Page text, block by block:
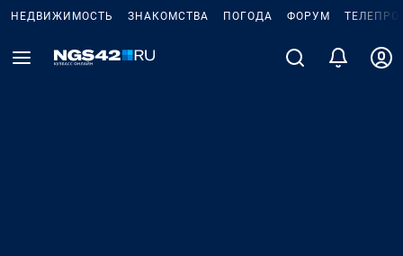
НЕДВИЖИМОСТЬ ЗНАКОМСТВА ПОГОДА ФОРУМ